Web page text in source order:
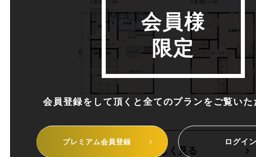
詳しく見る
会員様
限定
会員登録をして頂くと全てのプランを ご覧いた
プレミアム会員登録 ログイン